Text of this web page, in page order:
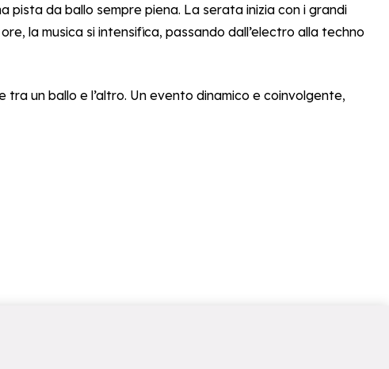
pista da ballo sempre piena. La serata inizia con i grandi
la musica si intensifica, passando dall’electro alla techno
un ballo e l’altro. Un evento dinamico e coinvolgente,